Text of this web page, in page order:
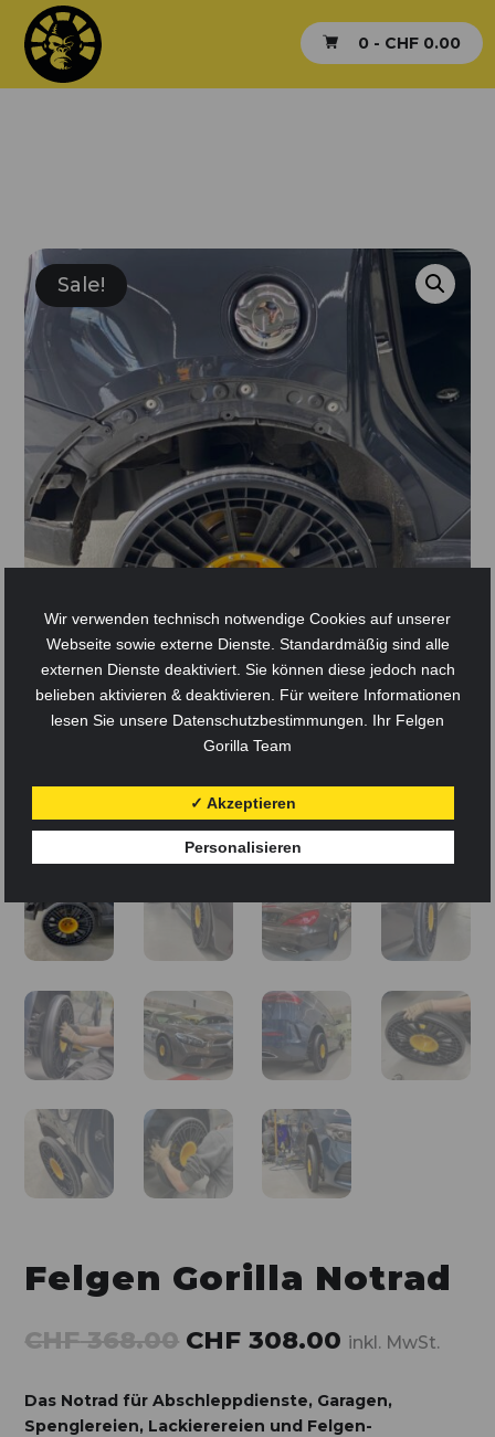
0 - CHF0.00
Sale!
Felgen Gorilla Notrad
CHF368.00 CHF 308.00 inkl. MwSt.
Das Notrad für Abschleppdienste, Garagen,
Spenglereien, Lackierereien und Felgen-
Wir verwenden technisch notwendige Cookies auf unserer
Webseite sowie externe Dienste. Standardmäßig sind alle
externen Dienste deaktiviert. Sie können diese jedoch nach
belieben aktivieren & deaktivieren. Für weitere Informationen
lesen Sie unsere Datenschutzbestimmungen. Ihr Felgen
Gorilla Team
✓ Akzeptieren
Personalisieren